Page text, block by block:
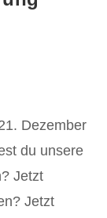
Dezember
du unsere
Jetzt
Jetzt